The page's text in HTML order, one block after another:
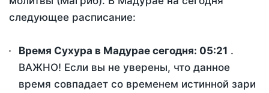
следующее расписание:
Время Сухура в Мадурае сегодня: 05:21 .
ВАЖНО! Если вы не уверены, что данное
время совпадает со временем истинной зари